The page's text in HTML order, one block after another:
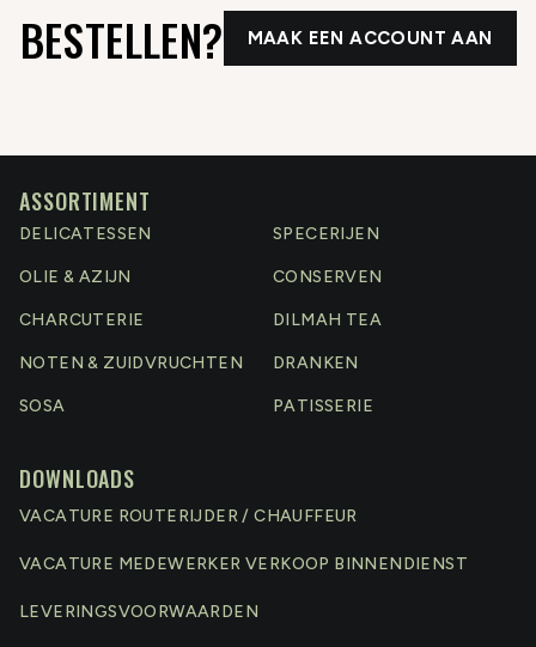
BESTELLEN? MAAK EEN ACCOUNT AAN
ASSORTIMENT
DELICATESSEN SPECERIJEN
OLIE & AZIJN CONSERVEN
CHARCUTERIE DILMAH TEA
NOTEN & ZUIDVRUCHTEN DRANKEN
SOSA PATISSERIE
DOWNLOADS
VACATURE ROUTERIJDER / CHAUFFEUR
VACATURE MEDEWERKER VERKOOP BINNENDIENST
LEVERINGSVOORWAARDEN